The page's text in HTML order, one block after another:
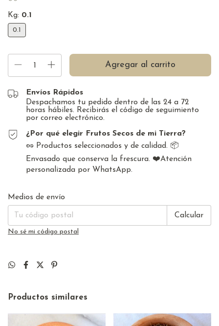
Kg: 0.1
0.1
Envíos Rápidos
Despachamos tu pedido dentro de las 24 a 72
horas hábiles. Recibirás el código de seguimiento
por correo electrónico.
¿Por qué elegir Frutos Secos de mi Tierra?
🥜 Productos seleccionados y de calidad. 📦
Envasado que conserva la frescura. ❤️Atención
personalizada por WhatsApp.
Entregas para el CP:
Medios de envío
Calcular
No sé mi código postal
Productos similares